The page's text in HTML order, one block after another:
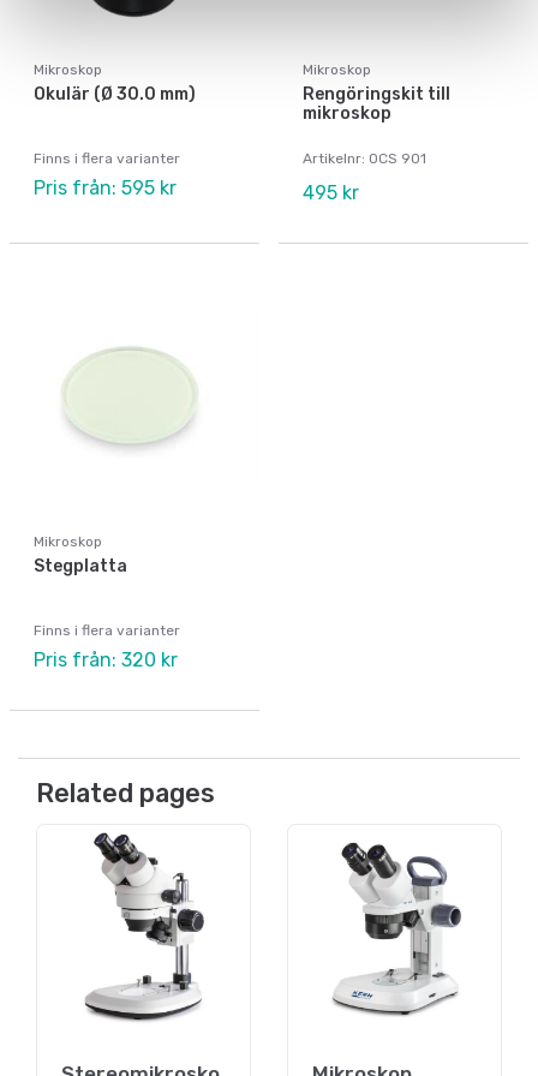
Mikroskop
Okulär (Ø 30.0 mm)
Finns i flera varianter
Pris från: 595 kr
Mikroskop
Rengöringskit till
mikroskop
Artikelnr: OCS 901
495 kr
Mikroskop
Stegplatta
Finns i flera varianter
Pris från: 320 kr
Related pages